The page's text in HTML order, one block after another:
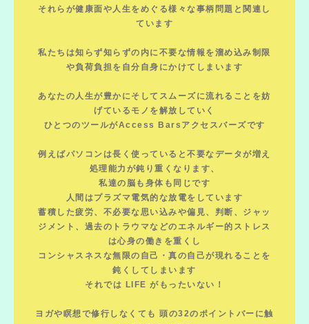
それらが健康面や人生をめぐる様々な事柄問題と関連し
ています
私たちは知らず知らずの内に不要な情報を溜め込み制限
や負荷負担を自分自身にかけてしまいます
あなたの人生が豊かにそしてスムーズに流れることを妨
げているモノを解放していく
ひとつのツールがAccess Barsアクセスバーズです
例えばパソコンは長く使っていると不要なデータが増え
処理能力が鈍り重くなります、
私達の脳も身体も同じです
人間はプラズマ電気的な放電をしています
蓄積した疲労、不必要な思い込みや偏見、判断、ジャッ
ジメント、過去のトラウマなどのエネルギー的ストレス
は心身の働きを重くし
コンシャスネスな無限の自己・真の自己が現れることを
鈍くしてしまいます
それでは LIFE がもったいない！
ヨガや瞑想で修行しなくても 頭の32のポイントバーに触